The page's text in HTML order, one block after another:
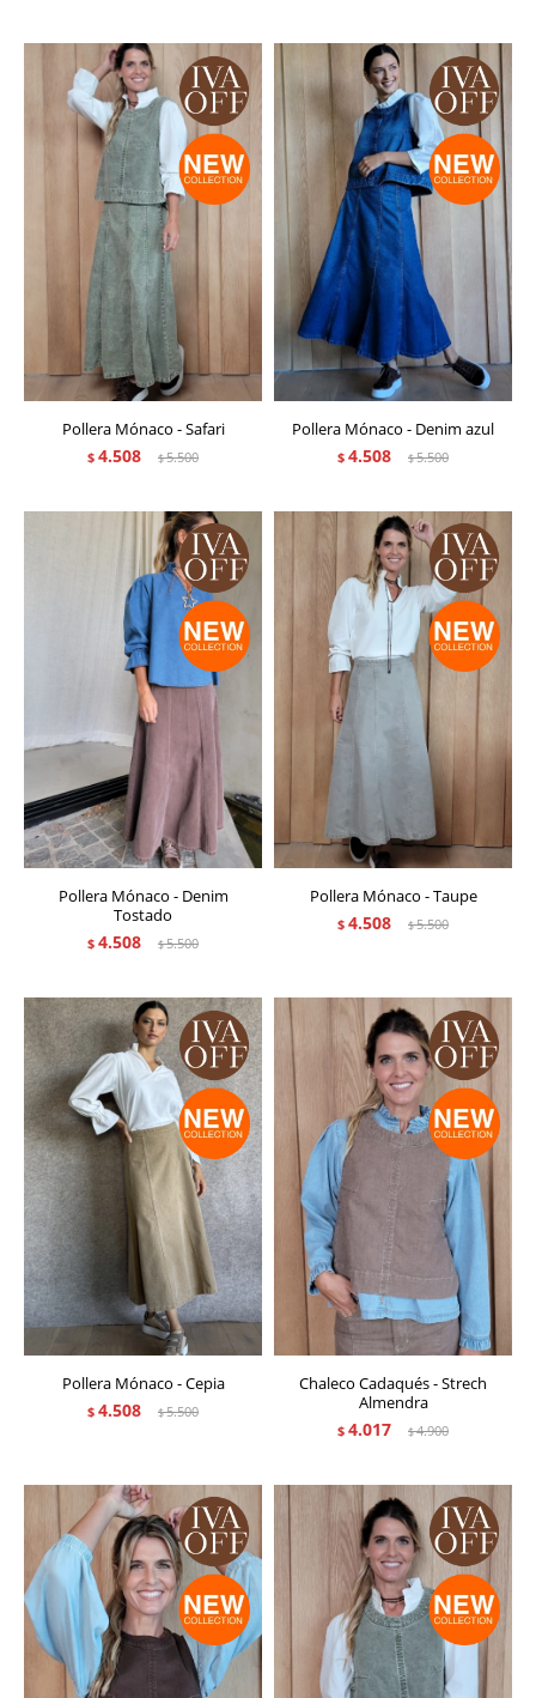
Pollera Mónaco - Safari
$ 4.508 $5.500
Pollera Mónaco - Denim azul
$ 4.508 $5.500
Pollera Mónaco - Denim
Tostado
$ 4.508 $5.500
Pollera Mónaco - Taupe
$ 4.508 $5.500
Pollera Mónaco - Cepia
$ 4.508 $5.500
Chaleco Cadaqués - Strech
Almendra
$ 4.017 $4.900